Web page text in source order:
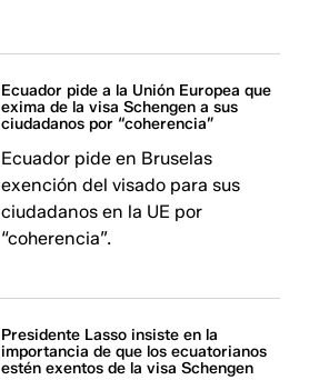
Ecuador pide a la Unión Europea que
exima de la visa Schengen a sus
ciudadanos por “coherencia”
Ecuador pide en Bruselas
exención del visado para sus
ciudadanos en la UE por
“coherencia”.
Presidente Lasso insiste en la
importancia de que los ecuatorianos
estén exentos de la visa Schengen